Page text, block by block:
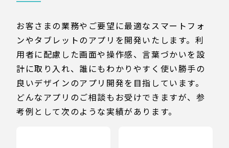
お客さまの業務やご要望に最適なスマートフォ
ンやタブレットのアプリを開発いたします。利
用者に配慮した画面や操作感、言葉づかいを設
計に取り入れ、誰にもわかりやすく使い勝手の
良いデザインのアプリ開発を目指しています。
どんなアプリのご相談もお受けできますが、参
考例として次のような実績があります。